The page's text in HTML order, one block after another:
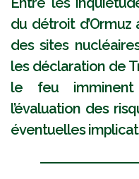
du détroit
des sites
les déclaration de
le feu
l’évaluation des
éventuelles